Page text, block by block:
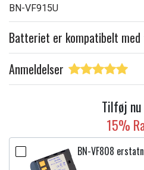
BN-VF915U
Batteriet er kompatibelt
Anmeldelser
Tilføj
15%
BN-VF808